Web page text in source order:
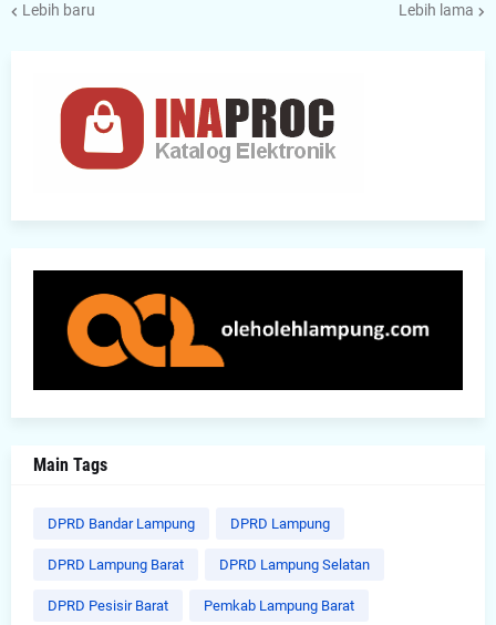
Lebih baru Lebih lama
Main Tags
DPRD Bandar Lampung DPRD Lampung
DPRD Lampung Barat DPRD Lampung Selatan
DPRD Pesisir Barat Pemkab Lampung Barat